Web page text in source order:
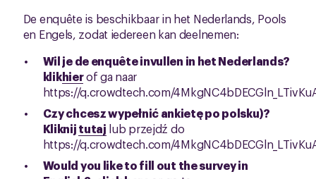
De enquête is beschikbaar in het Nederlands, Pools
en Engels, zodat iedereen kan deelnemen:
Wil je de enquête invullen in het Nederlands?
klikhierof ga naar
https://q.crowdtech.com/
Czy chcesz wypełnić ankietę po polsku)?
Kliknijtutaj lub przejdź do
https://q.crowdtech.com/
Would you like to fill out the survey in